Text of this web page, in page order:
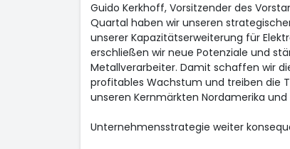
Guido Kerkhoff, Vorsitzender des
Quartal haben wir unseren
unserer Kapazitätserweiterung für
erschließen wir neue Potenziale und
Metallverarbeiter. Damit schaffen wir
profitables Wachstum und treiben die
unseren Kernmärkten Nordamerika und
Unternehmensstrategie weiter